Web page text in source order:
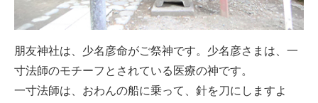
朋友神社は、少名彦命がご祭神です。少名彦さまは、一
寸法師のモチーフとされている医療の神です。
一寸法師は、おわんの船に乗って、針を刀にしますよ